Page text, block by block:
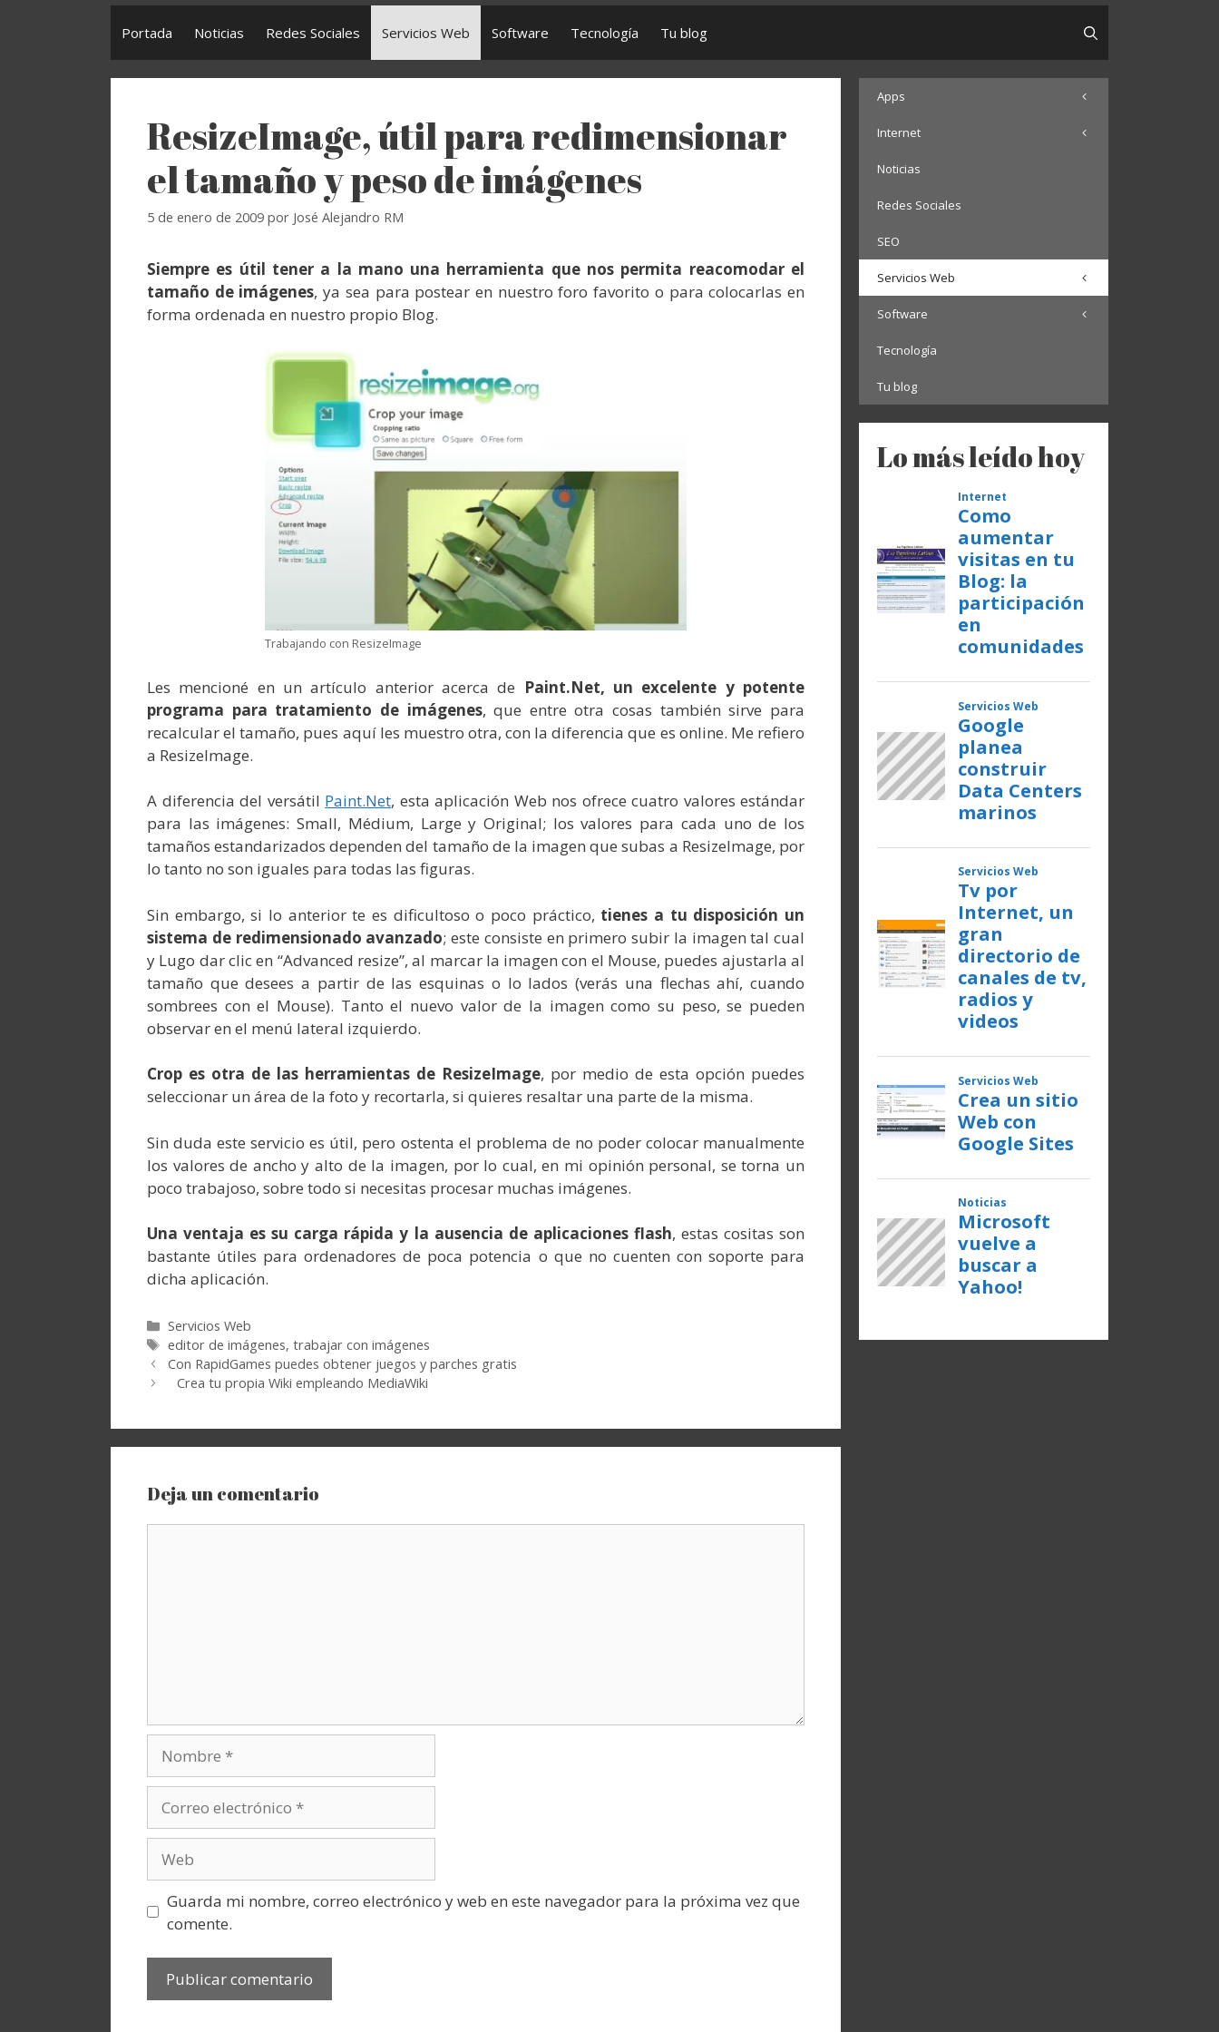
Portada Noticias Redes Sociales Servicios Web Software Tecnología Tu blog
ResizeImage, útil para redimensionar
el tamaño y peso de imágenes
5 de enero de 2009 por José Alejandro RM
Siempre es útil tener a la mano una herramienta que nos permita reacomodar el
tamaño de imágenes, ya sea para postear en nuestro foro favorito o para colocarlas en
forma ordenada en nuestro propio Blog.
Trabajando con ResizeImage
Les mencioné en un artículo anterior acerca de Paint.Net, un excelente y potente
programa para tratamiento de imágenes, que entre otra cosas también sirve para
recalcular el tamaño, pues aquí les muestro otra, con la diferencia que es online. Me refiero
a ResizeImage.
A diferencia del versátil Paint.Net, esta aplicación Web nos ofrece cuatro valores estándar
para las imágenes: Small, Médium, Large y Original; los valores para cada uno de los
tamaños estandarizados dependen del tamaño de la imagen que subas a ResizeImage, por
lo tanto no son iguales para todas las figuras.
Sin embargo, si lo anterior te es dificultoso o poco práctico, tienes a tu disposición un
sistema de redimensionado avanzado; este consiste en primero subir la imagen tal cual
y Lugo dar clic en “Advanced resize”, al marcar la imagen con el Mouse, puedes ajustarla al
tamaño que desees a partir de las esquinas o lo lados (verás una flechas ahí, cuando
sombrees con el Mouse). Tanto el nuevo valor de la imagen como su peso, se pueden
observar en el menú lateral izquierdo.
Crop es otra de las herramientas de ResizeImage, por medio de esta opción puedes
seleccionar un área de la foto y recortarla, si quieres resaltar una parte de la misma.
Sin duda este servicio es útil, pero ostenta el problema de no poder colocar manualmente
los valores de ancho y alto de la imagen, por lo cual, en mi opinión personal, se torna un
poco trabajoso, sobre todo si necesitas procesar muchas imágenes.
Una ventaja es su carga rápida y la ausencia de aplicaciones flash, estas cositas son
bastante útiles para ordenadores de poca potencia o que no cuenten con soporte para
dicha aplicación.
Categorías
Servicios Web
Etiquetas
editor de imágenes,trabajar con imágenes
Con RapidGames puedes obtener juegos y parches gratis
Crea tu propia Wiki empleando MediaWiki
Deja un comentario
electrónico
Guarda mi nombre, correo electrónico y web en este navegador para la próxima vez que
comente.
Apps
Internet
Noticias
Redes Sociales
SEO
Servicios Web
Software
Tecnología
Tu blog
Lo más leído hoy